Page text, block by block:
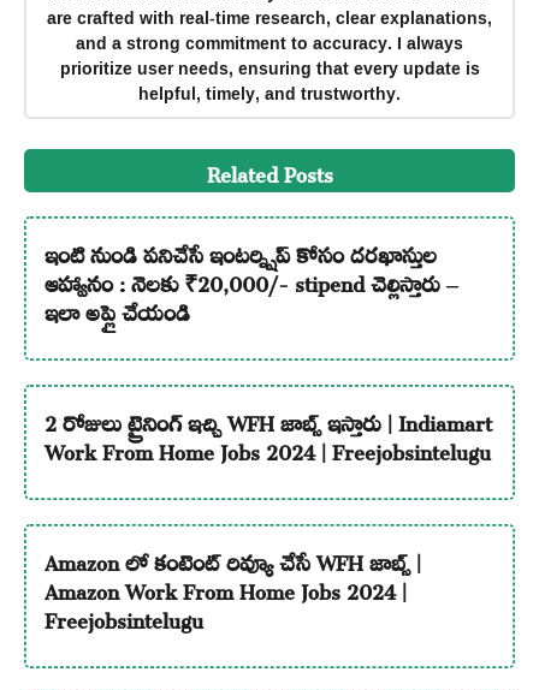
are crafted with real-time research, clear explanations,
and a strong commitment to accuracy. I always
prioritize user needs, ensuring that every update is
helpful, timely, and trustworthy.
Related Posts
ఇంటి నుండి పనిచేసే ఇంటర్న్షిప్ కోసం దరఖాస్తుల
ఆహ్వానం : నెలకు ₹20,000/- stipend చెల్లిస్తారు –
ఇలా అప్లై చేయండి
2 రోజులు ట్రైనింగ్ ఇచ్చి WFH జాబ్స్ ఇస్తారు | Indiamart
Work From Home Jobs 2024 | Freejobsintelugu
Amazon లో కంటెంట్ రివ్యూ చేసే WFH జాబ్స్ |
Amazon Work From Home Jobs 2024 |
Freejobsintelugu